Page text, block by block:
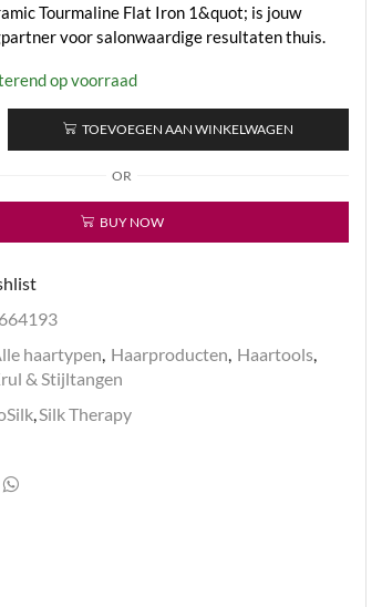
Tourmaline Flat Iron 1&quot; is jouw
voor salonwaardige resultaten thuis.
op voorraad
TOEVOEGEN AAN WINKELWAGEN
OR
BUY NOW
haartypen, Haarproducten, Haartools,
& Stijltangen
,Silk Therapy